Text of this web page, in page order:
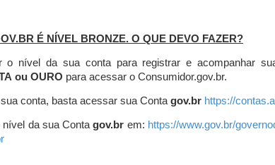
É NÍVEL BRONZE. O QUE DEVO FAZER?
o nível da sua conta para registrar e acompanhar
ou OURO para acessar o Consumidor.gov.br.
conta, basta acessar sua Conta gov.br https://
nível da sua Contagov.br em: https://www.gov.br/